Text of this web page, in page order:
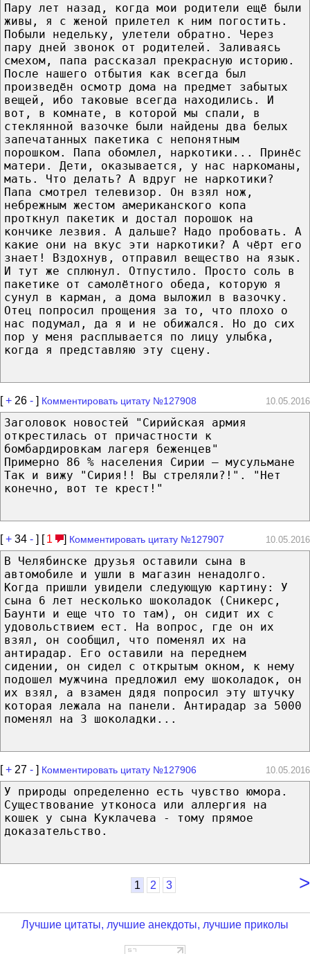
Пару лет назад, когда мои родители ещё были
живы, я с женой прилетел к ним погостить.
Побыли недельку, улетели обратно. Через
пару дней звонок от родителей. Заливаясь
смехом, папа рассказал прекрасную историю.
После нашего отбытия как всегда был
произведён осмотр дома на предмет забытых
вещей, ибо таковые всегда находились. И
вот, в комнате, в которой мы спали, в
стеклянной вазочке были найдены два белых
запечатанных пакетика с непонятным
порошком. Папа обомлел, наркотики... Принёс
матери. Дети, оказывается, у нас наркоманы,
мать. Что делать? А вдруг не наркотики?
Папа смотрел телевизор. Он взял нож,
небрежным жестом американского копа
проткнул пакетик и достал порошок на
кончике лезвия. А дальше? Надо пробовать. А
какие они на вкус эти наркотики? А чёрт его
знает! Вздохнув, отправил вещество на язык.
И тут же сплюнул. Отпустило. Просто соль в
пакетике от самолётного обеда, которую я
сунул в карман, а дома выложил в вазочку.
Отец попросил прощения за то, что плохо о
нас подумал, да я и не обижался. Но до сих
пор у меня расплывается по лицу улыбка,
когда я представляю эту сцену.
[+ 26 - ] Комментировать цитату №127908 10.05.2016
Заголовок новостей "Сирийская армия
открестилась от причастности к
бомбардировкам лагеря беженцев"
Примерно 86 % населения Сирии — мусульмане
Так и вижу "Сирия!! Вы стреляли?!". "Нет
конечно, вот те крест!"
[+ 34 - ] [ 1 ] Комментировать цитату №127907 10.05.2016
В Челябинске друзья оставили сына в
автомобиле и ушли в магазин ненадолго.
Когда пришли увидели следующую картину: У
сына 6 лет несколько шоколадок (Сникерс,
Баунти и еще что то там), он сидит их с
удовольствием ест. На вопрос, где он их
взял, он сообщил, что поменял их на
антирадар. Его оставили на переднем
сидении, он сидел с открытым окном, к нему
подошел мужчина предложил ему шоколадок, он
их взял, а взамен дядя попросил эту штучку
которая лежала на панели. Антирадар за 5000
поменял на 3 шоколадки...
[+ 27 - ] Комментировать цитату №127906 10.05.2016
У природы определенно есть чувство юмора.
Существование утконоса или аллергия на
кошек у сына Куклачева - тому прямое
доказательство.
>
1 2 3
Лучшие цитаты, лучшие анекдоты, лучшие приколы